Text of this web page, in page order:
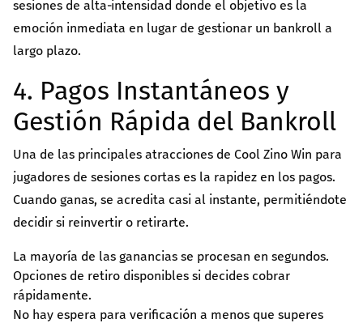
sesiones de alta‑intensidad donde el objetivo es la
emoción inmediata en lugar de gestionar un bankroll a
largo plazo.
4. Pagos Instantáneos y
Gestión Rápida del Bankroll
Una de las principales atracciones de Cool Zino Win para
jugadores de sesiones cortas es la rapidez en los pagos.
Cuando ganas, se acredita casi al instante, permitiéndote
decidir si reinvertir o retirarte.
La mayoría de las ganancias se procesan en segundos.
Opciones de retiro disponibles si decides cobrar
rápidamente.
No hay espera para verificación a menos que superes